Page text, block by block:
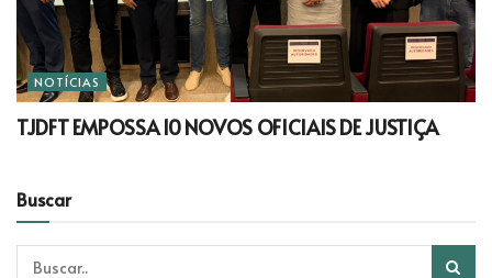
NOTÍCIAS
TJDFT EMPOSSA 10 NOVOS OFICIAIS DE JUSTIÇA
Buscar